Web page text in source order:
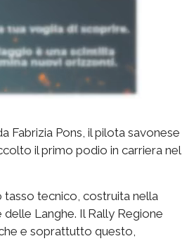
Fabrizia Pons, il pilota savonese
il primo podio in carriera nel
tasso tecnico, costruita nella
Langhe. Il Rally Regione
e soprattutto questo,